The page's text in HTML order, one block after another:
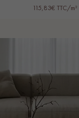
115,83€ TTC/m²